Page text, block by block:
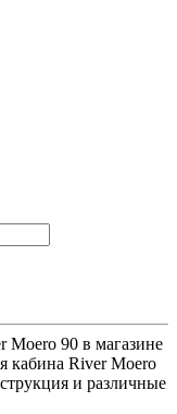
90 в магазине
кабина River Moero
и различные